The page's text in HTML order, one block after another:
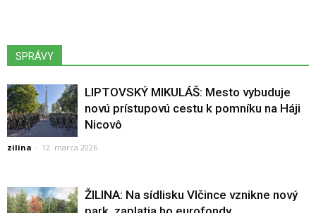
SPRÁVY
LIPTOVSKÝ MIKULÁŠ: Mesto vybuduje
novú prístupovú cestu k pomníku na Háji
Nicovô
zilina - 12. marca 2026
ŽILINA: Na sídlisku Vlčince vznikne nový